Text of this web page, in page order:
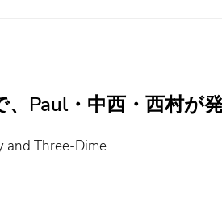
、Paul・中西・西村が
and Three-Dime